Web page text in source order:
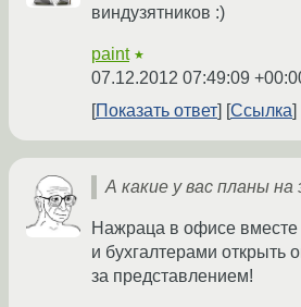
виндузятников :)
paint ★
07.12.2012 07:49:09
Показать ответ
Ссылка
А какие у вас планы
Нажраца в офисе вместе
и бухгалтерами открыть
за представлением!